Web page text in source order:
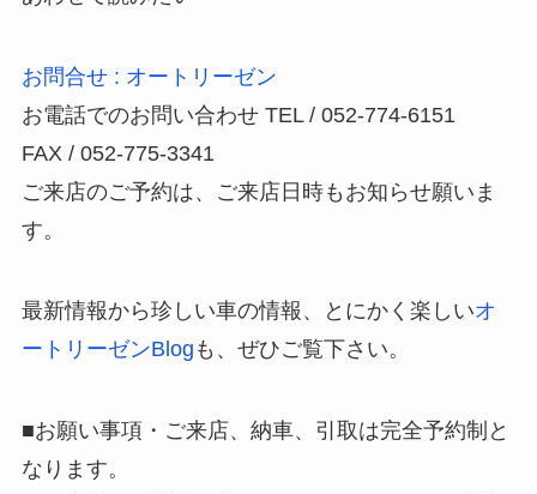
お問合せ : オートリーゼン
お電話でのお問い合わせ TEL / 052-774-6151
FAX / 052-775-3341
ご来店のご予約は、ご来店日時もお知らせ願いま
す。
最新情報から珍しい車の情報、とにかく楽しいオ
ートリーゼンBlog も、ぜひご覧下さい。
■お願い事項・ご来店、納車、引取は完全予約制と
なります。